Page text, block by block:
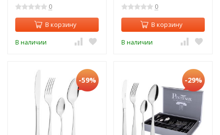
0
В корзину
В наличии
0
В корзину
В наличии
-59% -29%